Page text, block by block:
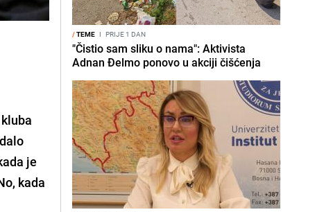
je
kada
/TEME I PRIJE 1 DAN
"Čistio sam sliku o nama": Aktivista
Adnan Đelmo ponovo u akciji čišćenja